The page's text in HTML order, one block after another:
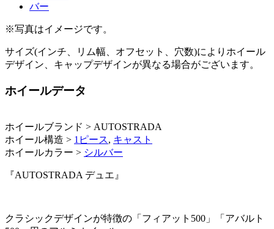
※写真はイメージです。
サイズ(インチ、リム幅、オフセット、穴数)によりホイール
デザイン、キャップデザインが異なる場合がございます。
ホイールデータ
ホイールブランド > AUTOSTRADA
ホイール構造 > 1ピース, キャスト
ホイールカラー > シルバー
『AUTOSTRADA デュエ』
クラシックデザインが特徴の「フィアット500」「アバルト